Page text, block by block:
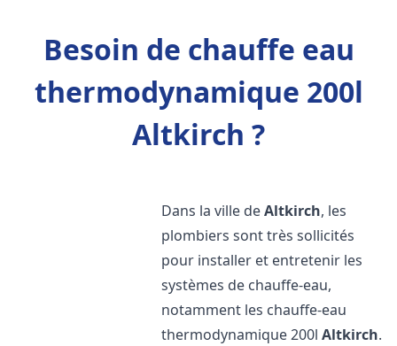
Besoin de chauffe eau
thermodynamique 200l
Altkirch ?
Dans la ville deAltkirch, les
plombiers sont très sollicités
pour installer et entretenir les
systèmes de chauffe-eau,
notamment les chauffe-eau
thermodynamique 200lAltkirch.